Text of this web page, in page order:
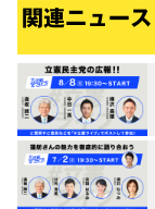
関連ニュース